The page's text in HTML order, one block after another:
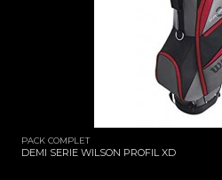
PACK COMPLET
DEMI SERIE WILSON PROFIL XD